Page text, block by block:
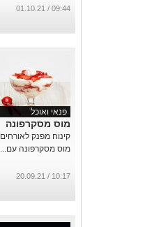
09:44 / 01.10.21
פנאי ואוכל
מוס מסקרפונה
קינוח מפנק לאורחים
מוס מסקרפונה עם...
10:17 / 20.09.21